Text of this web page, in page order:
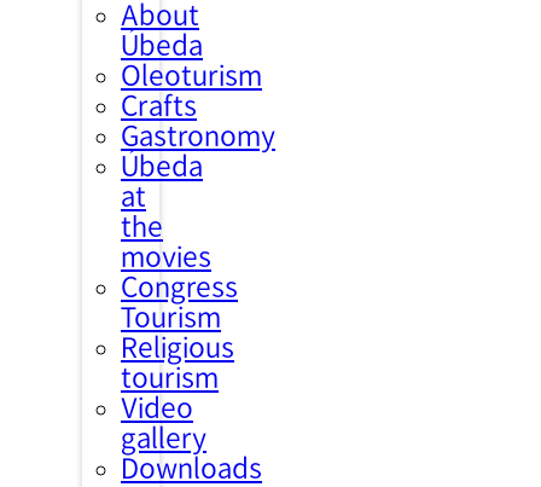
About
Úbeda
Oleoturism
Crafts
Gastronomy
Úbeda
at
the
movies
Congress
Tourism
Religious
tourism
Video
gallery
Downloads